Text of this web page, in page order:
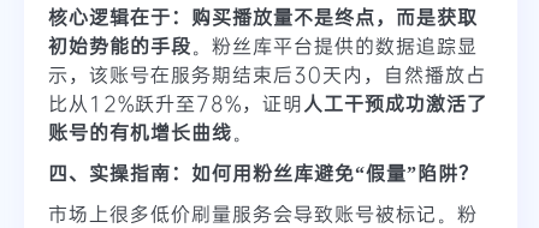
核心逻辑在于：购买播放量不是终点，而是获取
初始势能的手段。粉丝库平台提供的数据追踪显
示，该账号在服务期结束后30天内，自然播放占
比从12%跃升至78%，证明 人工干预成功激活了
账号的有机增长曲线。
四、实操指南：如何用粉丝库避免“假量”陷阱？
市场上很多低价刷量服务会导致账号被标记。粉